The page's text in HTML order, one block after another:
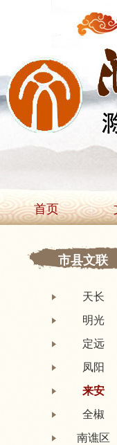
首页
市县文联
天长
明光
定远
凤阳
来安
全椒
南谯区